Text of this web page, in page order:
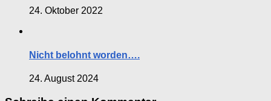
24. Oktober 2022
Nicht belohnt worden….
24. August 2024